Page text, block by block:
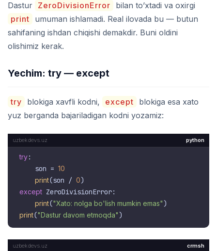
Dastur ZeroDivisionError
bilan to’xtadi va oxirgi
print
umuman ishlamadi. Real ilovada bu — butun
sahifaning ishdan chiqishi demakdir. Buni oldini
olishimiz kerak.
Yechim: try — except
try blokiga xavfli kodni, except
blokiga esa xato
yuz berganda bajariladigan kodni yozamiz:
python
try:
    son =
10
print(son / 0
except ZeroDivisionError:
print("Xato: nolga bo'lish mumkin emas"
print("Dastur davom etmoqda"
crmsh